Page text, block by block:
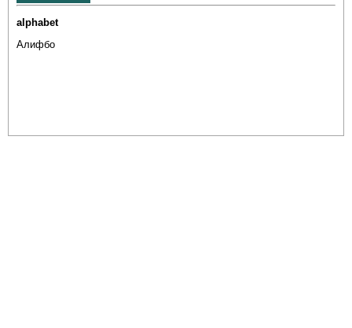
alphabet
Алифбо